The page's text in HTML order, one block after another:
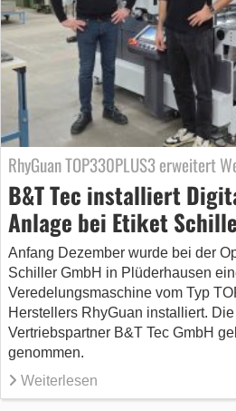
RhyGuan TOP330PLUS3 erweitert
B&T Tec installiert
Anlage bei Etiket
Anfang Dezember wurde bei der
Schiller GmbH in Plüderhausen
Veredelungsmaschine vom Typ
Herstellers RhyGuan installiert.
Vertriebspartner B&T Tec GmbH
genommen.
Weiterlesen